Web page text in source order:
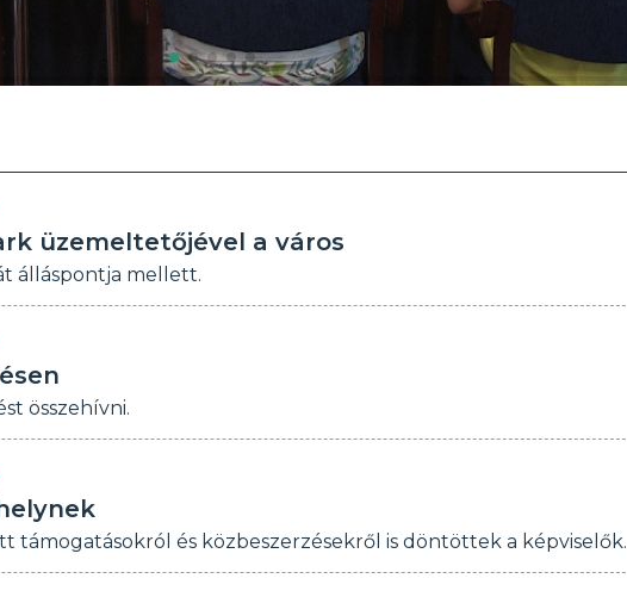
üzemeltetőjével a város
álláspontja mellett.
összehívni.
támogatásokról és közbeszerzésekről is döntöttek a képviselők.